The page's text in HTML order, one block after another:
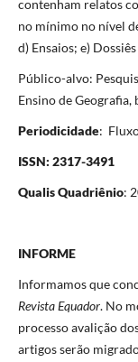
contenham relatos
no mínimo no nível
d) Ensaios; e)
Público-alvo:
Ensino de Geografia,
Periodicidade:
ISSN: 2317-3491
Qualis Quadriênio:
INFORME
Informamos que
Revista Equador. No
processo avalição
artigos serão